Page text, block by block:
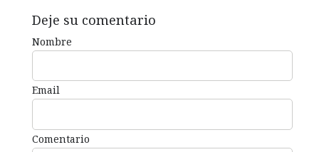
Deje su comentario
Nombre
Email
Comentario